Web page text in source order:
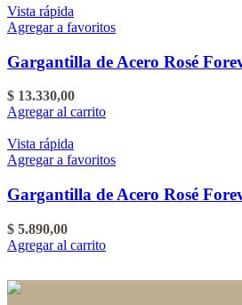
Vista rápida
Agregar a favoritos
Gargantilla de Acero Rosé
$ 13.330,00
Agregar al carrito
Vista rápida
Agregar a favoritos
Gargantilla de Acero Rosé
$ 5.890,00
Agregar al carrito